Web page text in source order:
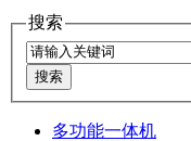
搜索
多功能一体机